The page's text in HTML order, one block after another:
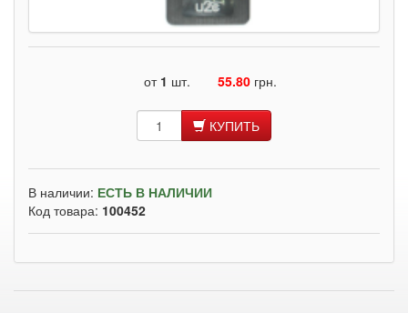
от 1 шт. 55.80 грн.
КУПИТЬ
В наличии: ЕСТЬ В НАЛИЧИИ
Код товара: 100452